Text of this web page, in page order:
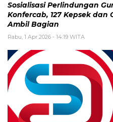
Sosialisasi Perlindungan
Konfercab, 127 Kepsek dan
Ambil Bagian
Rabu, 1 Apr 2026 - 14:19 WITA